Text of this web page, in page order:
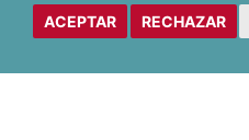
ACEPTAR RECHAZAR